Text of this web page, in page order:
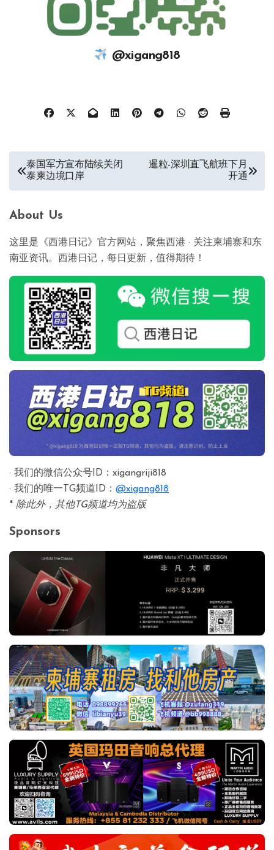
@xigang818
泰国军方宣布陆续关闭
泰柬边境口岸
暹粒-深圳直飞航班下月
开通
About Us
这里是《西港日记》官方网站，聚焦西港 · 关注柬埔寨和东
南亚资讯。西港日记，每日更新，值得期待！
· 我们的微信公众号ID：xigangriji818
· 我们的唯一TG频道ID： @xigang818
* 除此外，其他TG频道均为盗版
Sponsors